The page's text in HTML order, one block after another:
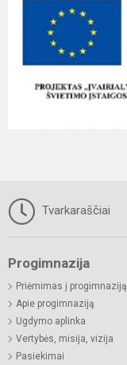
Tvarkaraščiai
Progimnazija
Priėmimas į progimnaziją
Apie progimnaziją
Ugdymo aplinka
Vertybės, misija, vizija
Pasiekimai